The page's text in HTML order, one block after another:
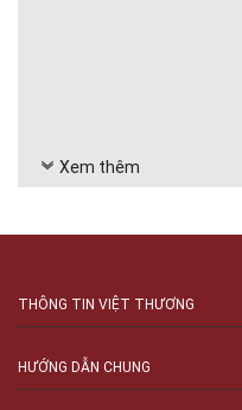
Xem thêm
THÔNG TIN VIỆT THƯƠNG
HƯỚNG DẪN CHUNG